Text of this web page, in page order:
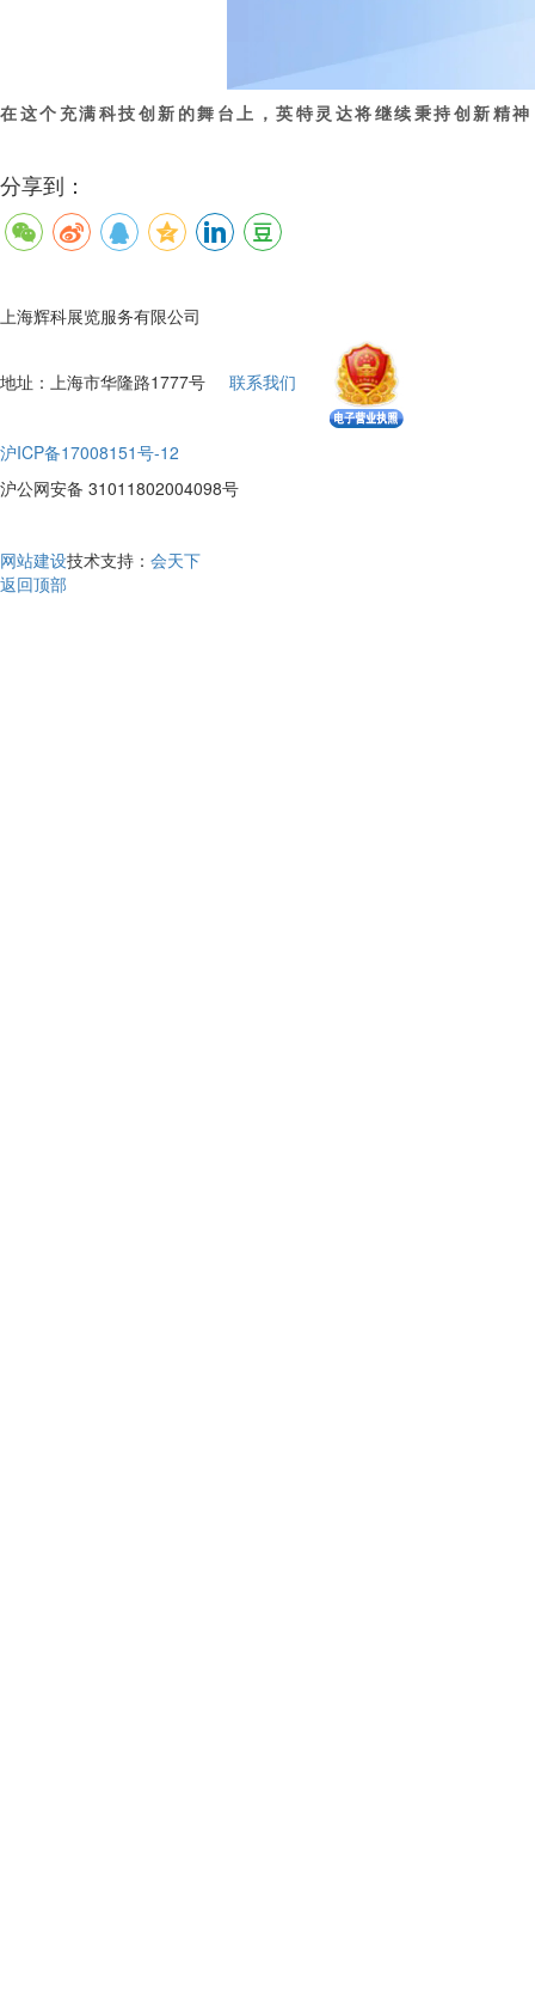
在这个充满科技创新的舞台上，英特灵达将继续秉持创新精
分享到：
上海辉科展览服务有限公司
地址：上海市华隆路1777号 联系我们
沪ICP备17008151号-12
沪公网安备 31011802004098号
网站建设技术支持： 会天下
返回顶部